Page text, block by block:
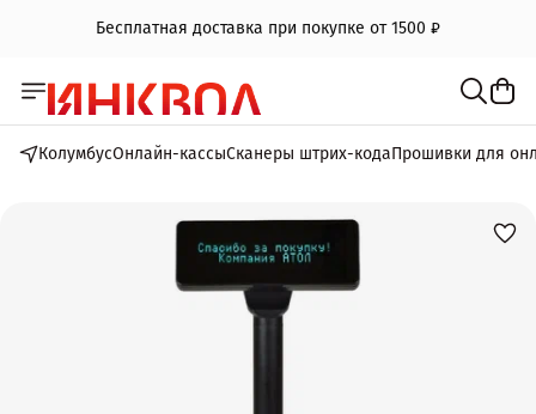
Бесплатная доставка при покупке от 1500 ₽
КолумбусОнлайн-кассыСканеры штрих-кодаПрошивки для